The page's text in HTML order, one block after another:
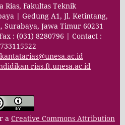
Rias, Fakultas Teknik
| Gedung A1, Jl. Ketintang,
Surabaya, Jawa Timur 60231
: (031) 8280796 | Contact :
rias.ft.unesa.ac.id
a Creative Commons Attribution